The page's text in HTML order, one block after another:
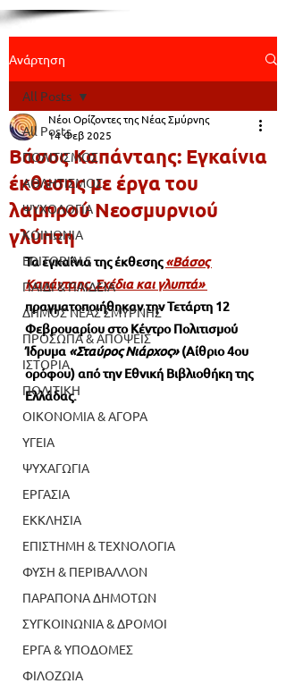
Ανάρτηση
All Posts
ΠΟΛΙΤΙΣΜΟΣ
ΑΘΛΗΤΙΣΜΟΣ
ΨΥΧΟΛΟΓΙΑ
ΚΟΙΝΩΝΙΑ
EDITORIALS
ΠΑΙΔΙ & ΠΑΙΔΕΙΑ
ΔΗΜΟΣ ΝΕΑΣ ΣΜΥΡΝΗΣ
ΠΡΟΣΩΠΑ & ΑΠΟΨΕΙΣ
ΙΣΤΟΡΙΑ
ΠΟΛΙΤΙΚΗ
ΟΙΚΟΝΟΜΙΑ & ΑΓΟΡΑ
ΥΓΕΙΑ
ΨΥΧΑΓΩΓΙΑ
ΕΡΓΑΣΙΑ
ΕΚΚΛΗΣΙΑ
ΕΠΙΣΤΗΜΗ & ΤΕΧΝΟΛΟΓΙΑ
ΦΥΣΗ & ΠΕΡΙΒΑΛΛΟΝ
ΠΑΡΑΠΟΝΑ ΔΗΜΟΤΩΝ
ΣΥΓΚΟΙΝΩΝΙΑ & ΔΡΟΜΟΙ
ΕΡΓΑ & ΥΠΟΔΟΜΕΣ
ΦΙΛΟΖΩΙΑ
All Posts
Βάσος Καπάνταης: Εγκαίνια
έκθεσης με έργα του
λαμπρού Νεοσμυρνιού
γλύπτη
Νέοι Ορίζοντες της Νέας Σμύρνης
14 Φεβ 2025
Τα εγκαίνια της έκθεσης «Βάσος
Καπάνταης. Σχέδια και γλυπτά»
πραγματοποιήθηκαν την Τετάρτη 12
Φεβρουαρίου στο Κέντρο Πολιτισμού
Ίδρυμα «Σταύρος Νιάρχος» (Αίθριο 4ου
ορόφου) από την Εθνική Βιβλιοθήκη της
Ελλάδας.